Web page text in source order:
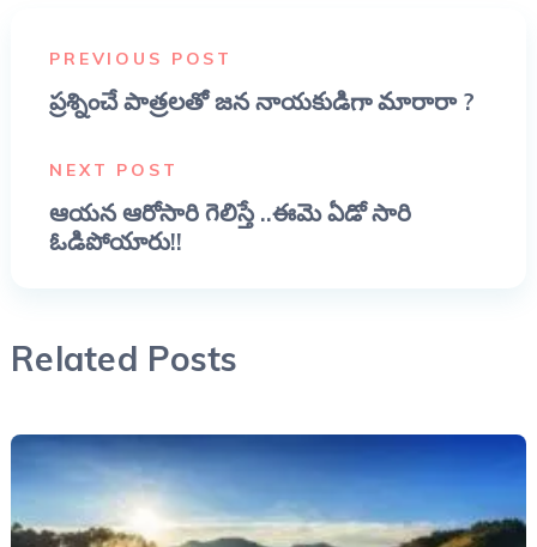
PREVIOUS POST
ప్రశ్నించే పాత్రలతో జన నాయకుడిగా మారారా ?
NEXT POST
ఆయన ఆరోసారి గెలిస్తే ..ఈమె ఏడో సారి
ఓడిపోయారు!!
Related Posts